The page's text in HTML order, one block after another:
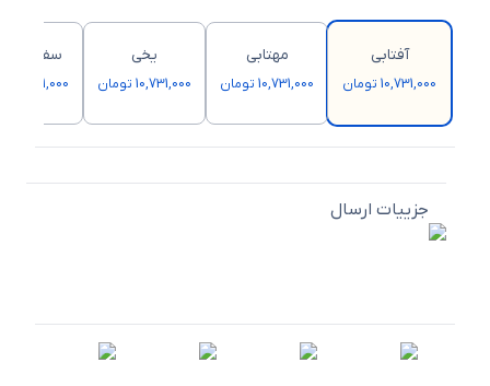
آفتابی
10,731,000 تومان
مهتابی
10,731,000 تومان
یخی
10,731,000 تومان
سفید
10,731,000 تومان
جزییات ارسال